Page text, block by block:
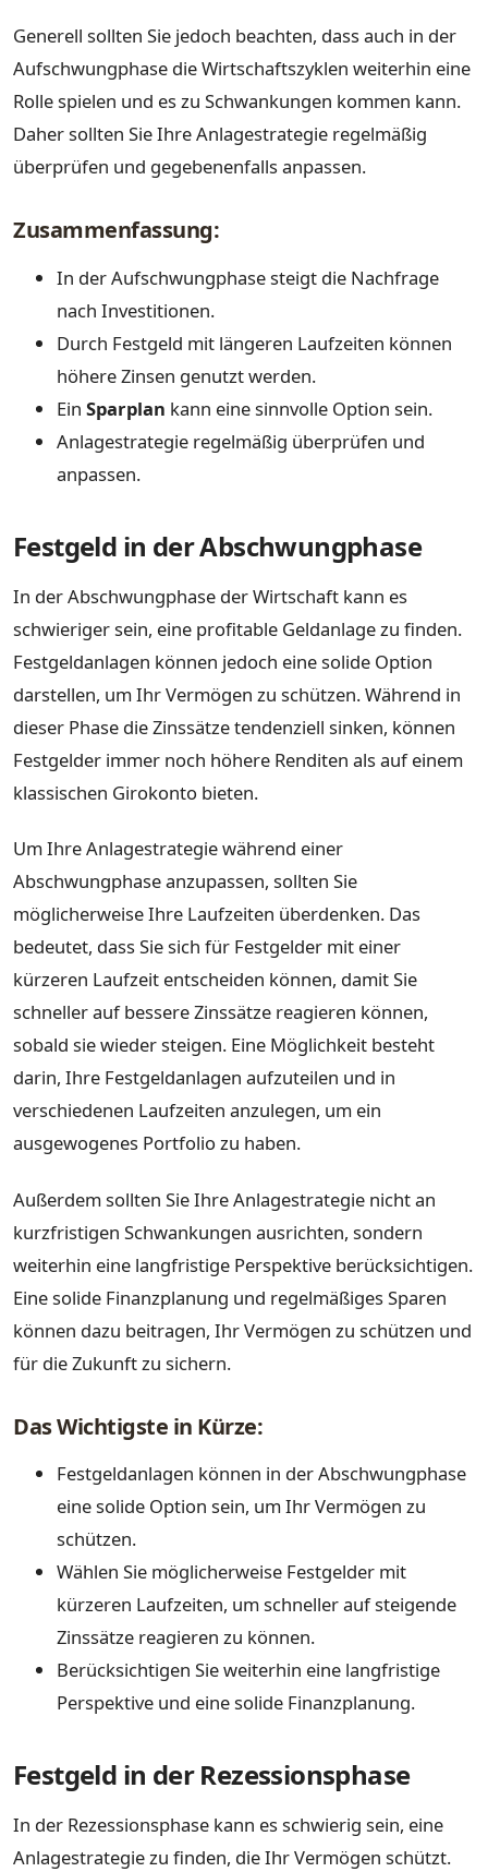
Generell sollten Sie jedoch beachten, dass auch in der
Aufschwungphase die Wirtschaftszyklen weiterhin eine
Rolle spielen und es zu Schwankungen kommen kann.
Daher sollten Sie Ihre Anlagestrategie regelmäßig
überprüfen und gegebenenfalls anpassen.
Zusammenfassung:
In der Aufschwungphase steigt die Nachfrage
nach Investitionen.
Durch Festgeld mit längeren Laufzeiten können
höhere Zinsen genutzt werden.
Ein Sparplan kann eine sinnvolle Option sein.
Anlagestrategie regelmäßig überprüfen und
anpassen.
Festgeld in der Abschwungphase
In der Abschwungphase der Wirtschaft kann es
schwieriger sein, eine profitable Geldanlage zu finden.
Festgeldanlagen können jedoch eine solide Option
darstellen, um Ihr Vermögen zu schützen. Während in
dieser Phase die Zinssätze tendenziell sinken, können
Festgelder immer noch höhere Renditen als auf einem
klassischen Girokonto bieten.
Um Ihre Anlagestrategie während einer
Abschwungphase anzupassen, sollten Sie
möglicherweise Ihre Laufzeiten überdenken. Das
bedeutet, dass Sie sich für Festgelder mit einer
kürzeren Laufzeit entscheiden können, damit Sie
schneller auf bessere Zinssätze reagieren können,
sobald sie wieder steigen. Eine Möglichkeit besteht
darin, Ihre Festgeldanlagen aufzuteilen und in
verschiedenen Laufzeiten anzulegen, um ein
ausgewogenes Portfolio zu haben.
Außerdem sollten Sie Ihre Anlagestrategie nicht an
kurzfristigen Schwankungen ausrichten, sondern
weiterhin eine langfristige Perspektive berücksichtigen.
Eine solide Finanzplanung und regelmäßiges Sparen
können dazu beitragen, Ihr Vermögen zu schützen und
für die Zukunft zu sichern.
Das Wichtigste in Kürze:
Festgeldanlagen können in der Abschwungphase
eine solide Option sein, um Ihr Vermögen zu
schützen.
Wählen Sie möglicherweise Festgelder mit
kürzeren Laufzeiten, um schneller auf steigende
Zinssätze reagieren zu können.
Berücksichtigen Sie weiterhin eine langfristige
Perspektive und eine solide Finanzplanung.
Festgeld in der Rezessionsphase
In der Rezessionsphase kann es schwierig sein, eine
Anlagestrategie zu finden, die Ihr Vermögen schützt.